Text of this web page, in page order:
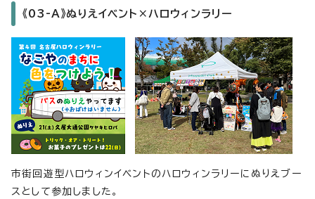
《03-A》ぬりえイベント×ハロウィンラリー
市街回遊型ハロウィンイベントのハロウィンラリーにぬりえブー
スとして参加しました。